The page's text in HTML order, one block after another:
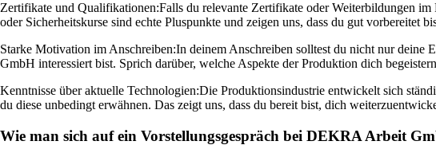
Zertifikate und Qualifikationen:Falls du relevante Zertifikate oder Weiterbildungen
oder Sicherheitskurse sind echte Pluspunkte und zeigen uns, dass du gut vorbereitet
Starke Motivation im Anschreiben:In deinem Anschreiben solltest du nicht nur deine
GmbH interessiert bist. Sprich darüber, welche Aspekte der Produktion dich
Kenntnisse über aktuelle Technologien:Die Produktionsindustrie entwickelt sich
du diese unbedingt erwähnen. Das zeigt uns, dass du bereit bist, dich
Wie man sich auf ein Vorstellungsgespräch bei DEKRA Arbeit